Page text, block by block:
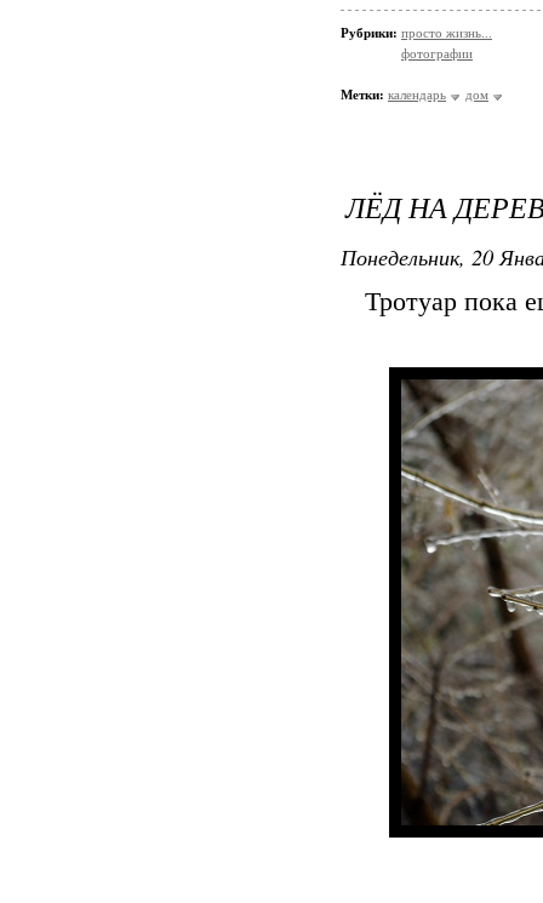
Рубрики: просто жизнь...
фотографии
Метки: календарь дом
ЛЁД НА
Понедельник, 20
Тротуар пока